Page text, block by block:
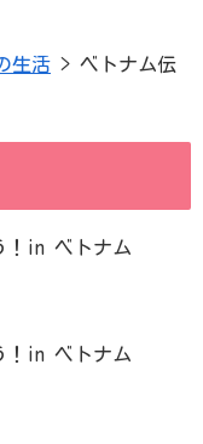
生活 > ベトナム伝
！in ベトナム
！in ベトナム